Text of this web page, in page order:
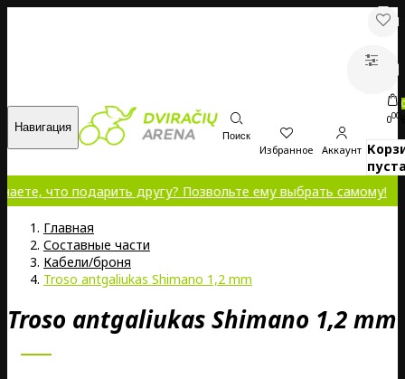
Навигация
Поиск
Избранное Аккаунт
0
000
подарить другу? Позвольте ему выбрать самому!
Главная
Составные части
Кабели/броня
Troso antgaliukas Shimano 1,2 mm
Troso antgaliukas Shimano 1,2 mm